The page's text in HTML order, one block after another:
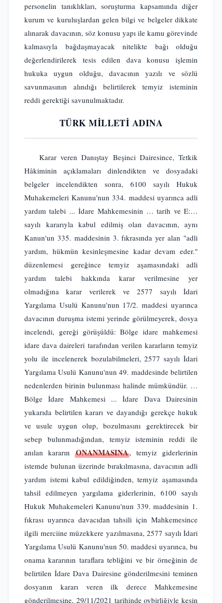
personelin tanıklıkları, soruşturma kapsamında diğer
kurum ve kuruluşlardan gelen bilgi ve belgeler dikkate
alınarak davacının, söz konusu yapı ile kamu görevinde
kalmasıyla bağdaşmayacak nitelikte bağı olduğu
değerlendirilerek tesis edilen dava konusu işlemin
hukuka uygun olduğu, davacının yazılı ve sözlü
savunmasının alındığı belirtilerek temyiz isteminin
reddi gerektiği savunulmaktadır.
TÜRK MİLLETİ ADINA
Karar veren Danıştay Beşinci Dairesince, Tetkik
Hâkiminin açıklamaları dinlendikten ve dosyadaki
belgeler incelendikten sonra, 6100 sayılı Hukuk
Muhakemeleri Kanunu'nun 334. maddesi uyarınca adli
yardım talebi ... İdare Mahkemesinin … tarih ve E:…
sayılı kararıyla kabul edilmiş olan davacının, aynı
Kanun'un 335. maddesinin 3. fıkrasında yer alan "adli
yardım, hükmün kesinleşmesine kadar devam eder."
düzenlemesi gereğince temyiz aşamasındaki adli
yardım talebi hakkında karar verilmesine yer
olmadığına karar verilerek ve 2577 sayılı İdari
Yargılama Usulü Kanunu'nun 17/2. maddesi uyarınca
davacının duruşma istemi yerinde görülmeyerek, dosya
incelendi, gereği görüşüldü: Bölge idare mahkemesi
idare dava daireleri tarafından verilen kararların temyiz
yolu ile incelenerek bozulabilmeleri, 2577 sayılı İdari
Yargılama Usulü Kanunu'nun 49. maddesinde belirtilen
nedenlerden birinin bulunması halinde mümkündür. …
Bölge İdare Mahkemesi ... İdare Dava Dairesinin
yukarıda belirtilen kararı ve dayandığı gerekçe hukuk
ve usule uygun olup, bozulmasını gerektirecek bir
sebep bulunmadığından, temyiz isteminin reddi ile
anılan kararın ONANMASINA, temyiz giderlerinin
istemde bulunan üzerinde bırakılmasına, davacının adli
yardım istemi kabul edildiğinden, temyiz aşamasında
tahsil edilmeyen yargılama giderlerinin, 6100 sayılı
Hukuk Muhakemeleri Kanunu'nun 339. maddesinin 1.
fıkrası uyarınca davacıdan tahsili için Mahkemesince
ilgili merciine müzekkere yazılmasına, 2577 sayılı İdari
Yargılama Usulü Kanunu'nun 50. maddesi uyarınca, bu
onama kararının taraflara tebliğini ve bir örneğinin de
belirtilen İdare Dava Dairesine gönderilmesini teminen
dosyanın kararı veren ilk derece Mahkemesine
gönderilmesine, 29/11/2021 tarihinde oybirliğiyle kesin